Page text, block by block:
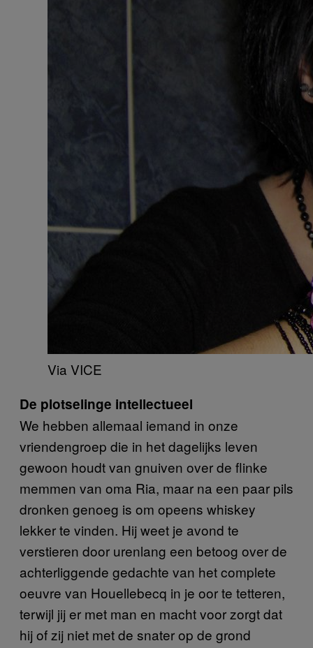
Via VICE
De plotselinge intellectueel
We hebben allemaal iemand in onze
vriendengroep die in het dagelijks leven
gewoon houdt van gnuiven over de flinke
memmen van oma Ria, maar na een paar pils
dronken genoeg is om opeens whiskey
lekker te vinden. Hij weet je avond te
verstieren door urenlang een betoog over de
achterliggende gedachte van het complete
oeuvre van Houellebecq in je oor te tetteren,
terwijl jij er met man en macht voor zorgt dat
hij of zij niet met de snater op de grond